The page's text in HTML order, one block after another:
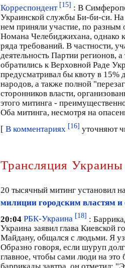
Корреспондент [15] : В
Украинской службы Би-би-си. На
нем приняли участие, по разным
Номана Челебиджихана, однако
ряда требований. В частности,
деятельность Партии регионов,
обратились к Верховной Раде
предусматривал бы квоту в 15%
народов, а также полной
сторонников власти,
этого митинга -
Оба митинга, несмотря на
[ В комментариях [16] уточняют
Трансляция Украины
20 тысячный митинг установил
милиции городским властям и
20:04 РБК-Украина [18] :
Украина заявил глава Киевской
Майдану, общался с людьми. Я
Образно говоря, если шуруп
главное, чтобы сами люди на